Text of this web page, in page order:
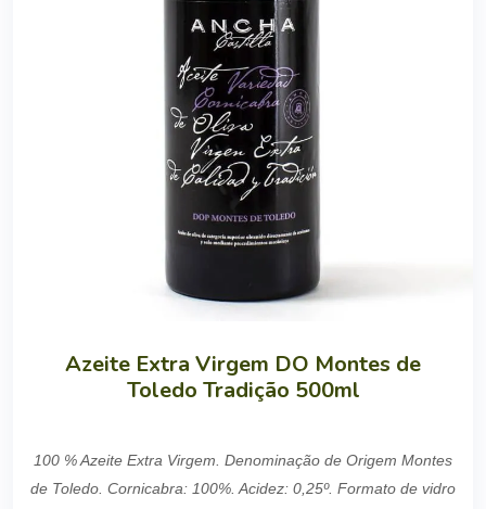
Azeite Extra Virgem DO Montes de
Toledo Tradição 500ml
100 % Azeite Extra Virgem. Denominação de Origem Montes
de Toledo. Cornicabra: 100%. Acidez: 0,25º. Formato de vidro